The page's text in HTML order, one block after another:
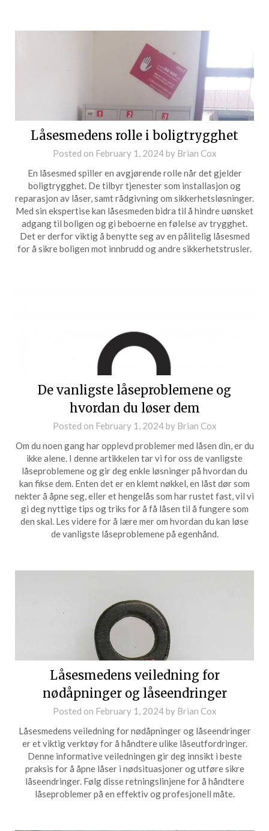
Låsesmedens rolle i boligtrygghet
Posted on February 1, 2024by Brian Cox
En låsesmed spiller en avgjørende rolle når det gjelder
boligtrygghet. De tilbyr tjenester som installasjon og
reparasjon av låser, samt rådgivning om sikkerhetsløsninger.
Med sin ekspertise kan låsesmeden bidra til å hindre uønsket
adgang til boligen og gi beboerne en følelse av trygghet.
Det er derfor viktig å benytte seg av en pålitelig låsesmed
for å sikre boligen mot innbrudd og andre sikkerhetstrusler.
De vanligste låseproblemene og
hvordan du løser dem
Posted on February 1, 2024by Brian Cox
Om du noen gang har opplevd problemer med låsen din, er du
ikke alene. I denne artikkelen tar vi for oss de vanligste
låseproblemene og gir deg enkle løsninger på hvordan du
kan fikse dem. Enten det er en klemt nøkkel, en låst dør som
nekter å åpne seg, eller et hengelås som har rustet fast, vil vi
gi deg nyttige tips og triks for å få låsen til å fungere som
den skal. Les videre for å lære mer om hvordan du kan løse
de vanligste låseproblemene på egenhånd.
Låsesmedens veiledning for
nødåpninger og låseendringer
Posted on February 1, 2024by Brian Cox
Låsesmedens veiledning for nødåpninger og låseendringer
er et viktig verktøy for å håndtere ulike låseutfordringer.
Denne informative veiledningen gir deg innsikt i beste
praksis for å åpne låser i nødsituasjoner og utføre sikre
låseendringer. Følg disse retningslinjene for å håndtere
låseproblemer på en effektiv og profesjonell måte.